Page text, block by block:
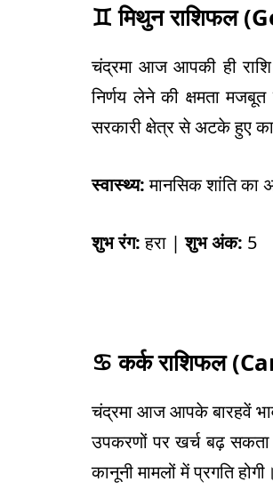
♊ मिथुन राशिफल (
चंद्रमा आज आपकी ही
निर्णय लेने की क्षमता
सरकारी क्षेत्र से अटके हुए
स्वास्थ्य:मानसिक शांति का
शुभ रंग:हरा |शुभ अंक: 5
♋ कर्क राशिफल (
चंद्रमा आज आपके बारहवें
उपकरणों पर खर्च बढ़ सकता
कानूनी मामलों में प्रगति होगी।